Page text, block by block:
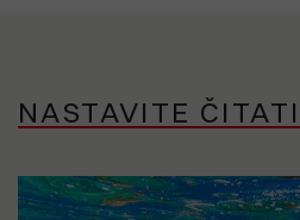
NASTAVITE ČITATI